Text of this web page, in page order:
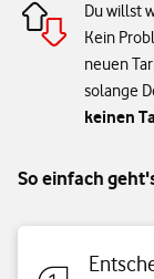
Du willst
Kein
neuen
solange
keinen
So einfach